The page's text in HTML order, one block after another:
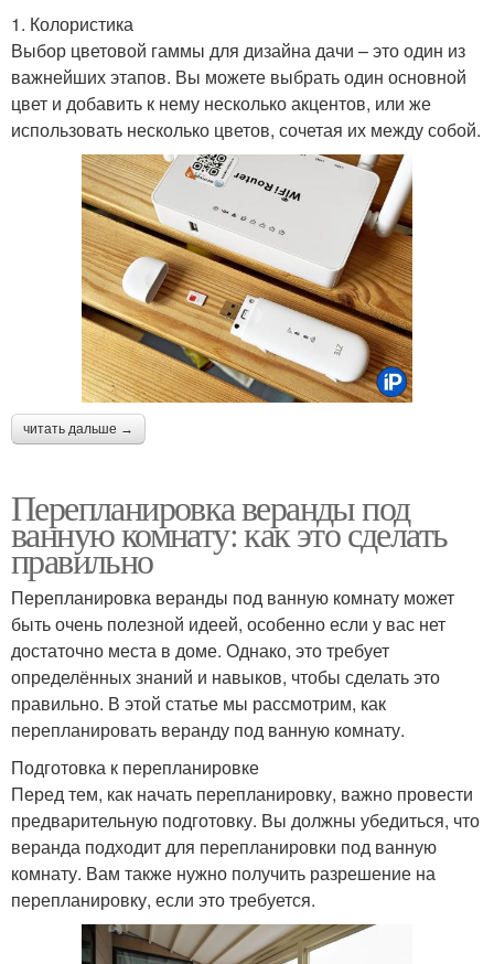
1. Колористика
Выбор цветовой гаммы для дизайна дачи – это один из
важнейших этапов. Вы можете выбрать один основной
цвет и добавить к нему несколько акцентов, или же
использовать несколько цветов, сочетая их между собой.
читать дальше →
Перепланировка веранды под
ванную комнату: как это сделать
правильно
Перепланировка веранды под ванную комнату может
быть очень полезной идеей, особенно если у вас нет
достаточно места в доме. Однако, это требует
определённых знаний и навыков, чтобы сделать это
правильно. В этой статье мы рассмотрим, как
перепланировать веранду под ванную комнату.
Подготовка к перепланировке
Перед тем, как начать перепланировку, важно провести
предварительную подготовку. Вы должны убедиться, что
веранда подходит для перепланировки под ванную
комнату. Вам также нужно получить разрешение на
перепланировку, если это требуется.